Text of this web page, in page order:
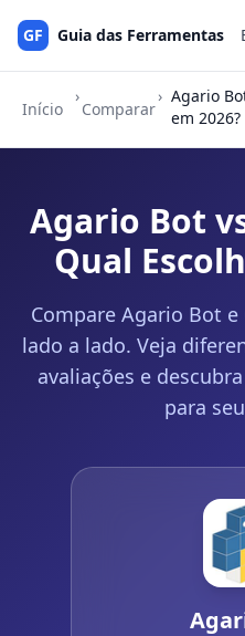
GF Guia das Ferramentas
Início
›
Comparar
› Agario
em 2026?
Agario Bot
Qual
Compare Agario Bot
lado a lado. Veja
avaliações e
para